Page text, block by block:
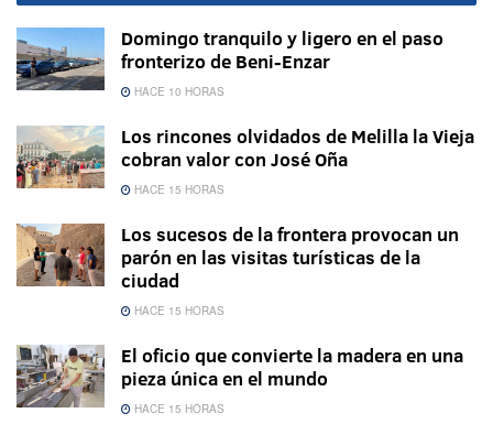
Domingo tranquilo y ligero en el paso
fronterizo de Beni-Enzar
HACE 10 HORAS
Los rincones olvidados de Melilla la Vieja
cobran valor con José Oña
HACE 15 HORAS
Los sucesos de la frontera provocan un
parón en las visitas turísticas de la
ciudad
HACE 15 HORAS
El oficio que convierte la madera en una
pieza única en el mundo
HACE 15 HORAS